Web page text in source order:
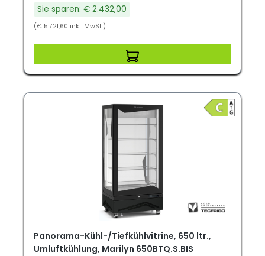
Sie sparen: € 2.432,00
(€ 5.721,60 inkl. MwSt.)
Panorama-Kühl-/Tiefkühlvitrine, 650 ltr.,
Umluftkühlung, Marilyn 650BTQ.S.BIS